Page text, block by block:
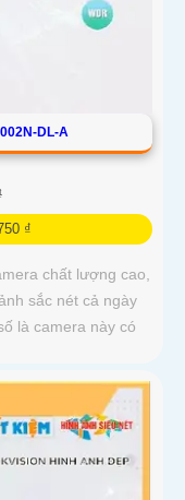
DL-A
₫
chất lượng cao,
sắc nét cả ngày
là camera này có